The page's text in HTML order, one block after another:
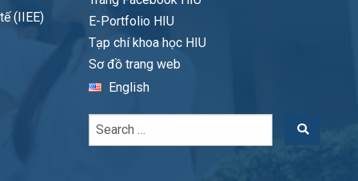
mại để áp dụng và xử lý, giải quyết các vấn đề liên
các kiến thức pháp luật để áp dụng vào thực tế đời
thực tiễn.
tại Thành phố Hồ Chí
(IIEE)
E-Portfolio HIU
Tạp chí khoa học HIU
Sơ đồ trang web
English